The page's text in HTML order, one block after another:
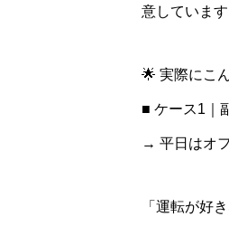
意しています
🌟 実際にこ
■ ケース1｜
→ 平日はオ
「運転が好